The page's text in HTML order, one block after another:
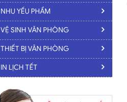
NHU YẾU PHẨM
VỆ SINH VĂN PHÒNG
THIẾT BỊ VĂN PHÒNG
IN LỊCH TẾT